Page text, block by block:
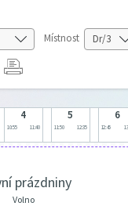
Místnost
4
10:55 11:40
5
11:50 12:35
6
12:45
prázdniny
Volno